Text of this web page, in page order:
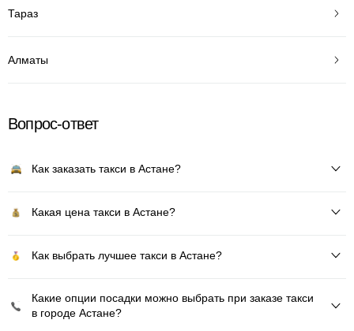
Тараз
Алматы
Вопрос-ответ
Как заказать такси в Астане?
Какая цена такси в Астане?
Как выбрать лучшее такси в Астане?
Какие опции посадки можно выбрать при заказе такси
в городе Астане?